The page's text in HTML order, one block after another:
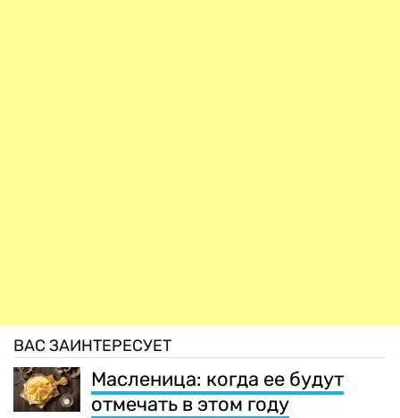
ВАС ЗАИНТЕРЕСУЕТ
Масленица: когда ее будут
отмечать в этом году